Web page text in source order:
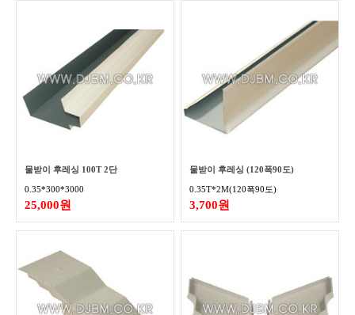
물받이 후레싱 100T 2단
0.35*300*3000
25,000원
물받이 후레싱 (120폭90도)
0.35T*2M(120폭90도)
3,700원